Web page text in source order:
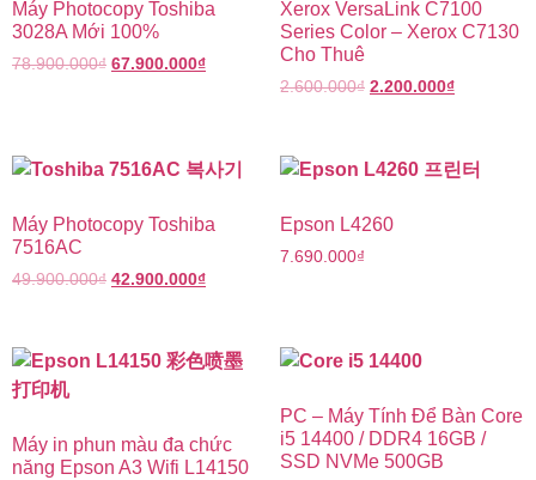
Máy Photocopy Toshiba
3028A Mới 100%
78.900.000₫ 67.900.000₫
Xerox VersaLink C7100
Series Color – Xerox C7130
Cho Thuê
2.600.000₫ 2.200.000₫
Máy Photocopy Toshiba
7516AC
49.900.000₫ 42.900.000₫
Epson L4260
7.690.000₫
Máy in phun màu đa chức
năng Epson A3 Wifi L14150
PC – Máy Tính Để Bàn Core
i5 14400 / DDR4 16GB /
SSD NVMe 500GB